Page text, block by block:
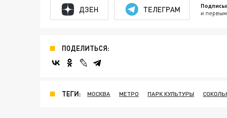
ДЗЕН ТЕЛЕГРАМ и
ПОДЕЛИТЬСЯ:
ТЕГИ: МОСКВА МЕТРО ПАРК КУЛЬТУРЫ